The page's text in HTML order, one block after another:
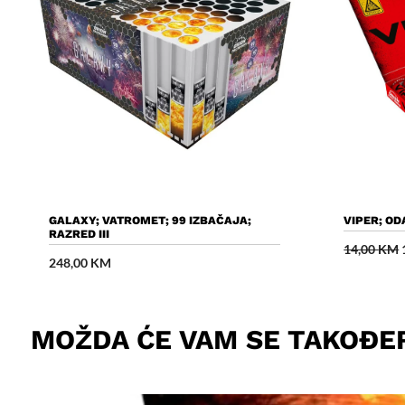
Dodaj U Košaricu
GALAXY; VATROMET; 99 IZBAČAJA;
RAZRED III
248,00 KM
VIPER;
14,00KM
MOŽDA ĆE VAM SE